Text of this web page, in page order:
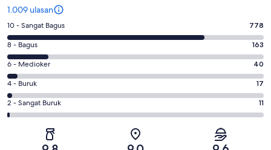
1.009 ulasan
Penilaian
10
-
Sangat
Bagus.
778
dari
1009
10 - Sangat Bagus 778
Penilaian
8
-
Bagus.
163
dari
8 - Bagus 163
Penilaian
6
-
Medioker.
40
6 - Medioker 40
Penilaian
4
-
4 - Buruk 17
Penilaian
2
2 - Sangat Buruk 11